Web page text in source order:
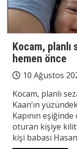
Kocam, planlı
hemen önce
10 Ağustos
Kocam, planlı
Kaan’ın
Kapının
oturan kişiye
kişi babası Hasan